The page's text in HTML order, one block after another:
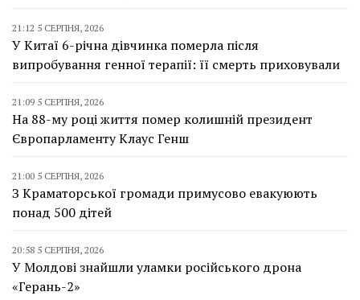
21:12 5 СЕРПНЯ, 2026
У Китаї 6-річна дівчинка померла після
випробування генної терапії: її смерть приховували
21:09 5 СЕРПНЯ, 2026
На 88-му році життя помер колишній президент
Європарламенту Клаус Генш
21:00 5 СЕРПНЯ, 2026
З Краматорської громади примусово евакуюють
понад 500 дітей
20:58 5 СЕРПНЯ, 2026
У Молдові знайшли уламки російського дрона
«Герань-2»